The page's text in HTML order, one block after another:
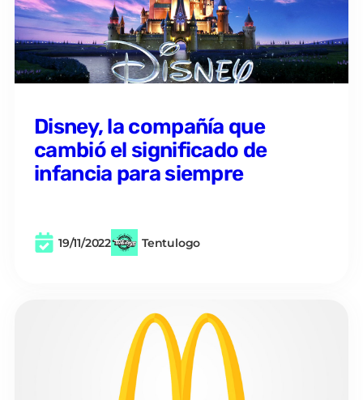
Disney, la compañía que
cambió el significado de
infancia para siempre
19/11/2022 Tentulogo